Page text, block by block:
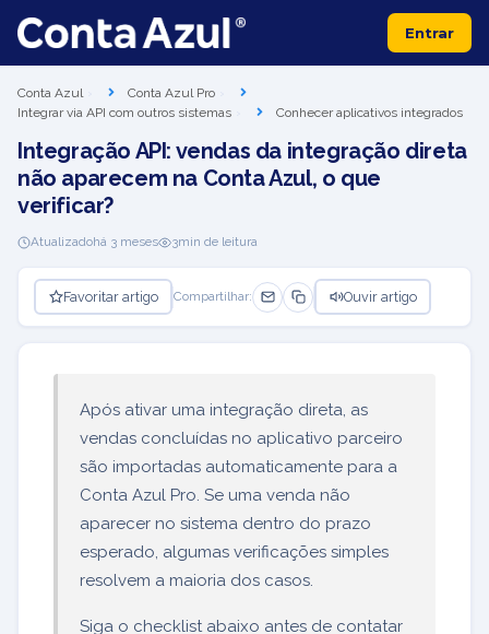
Entrar
Conta Azul
Conta Azul Pro
Integrar via API com outros sistemas
Conhecer aplicativos integrados
Integração API: vendas da integração direta
não aparecem na Conta Azul, o que
verificar?
Atualizadohá 3 meses 3min de leitura
Favoritar artigo Compartilhar: Ouvir artigo
Após ativar uma integração direta, as
vendas concluídas no aplicativo parceiro
são importadas automaticamente para a
Conta Azul Pro. Se uma venda não
aparecer no sistema dentro do prazo
esperado, algumas verificações simples
resolvem a maioria dos casos.
Siga o checklist abaixo antes de contatar